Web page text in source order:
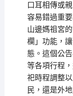
口耳相傳或
容易錯過重
山邊媽祖宮
欄」功能，
態。這個公
等各項行程
祀時程調整
民，還是外